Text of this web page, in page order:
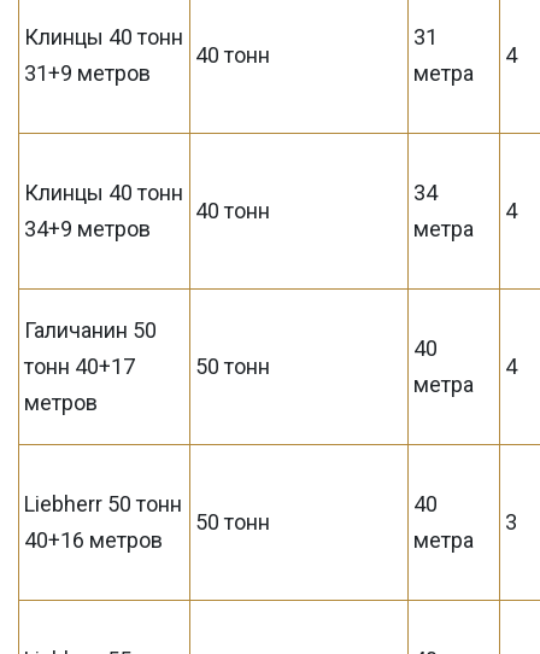
Клинцы 40 тонн
31+9 метров
40 тонн
31
метра
4
Клинцы 40 тонн
34+9 метров
40 тонн
34
метра
4
Галичанин 50
тонн 40+17
метров
50 тонн
40
метра
4
Liebherr 50 тонн
40+16 метров
50 тонн
40
метра
3